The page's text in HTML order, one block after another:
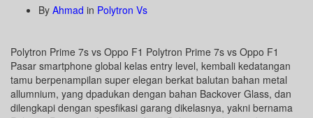
By Ahmad in Polytron Vs
Polytron Prime 7s vs Oppo F1 Polytron Prime 7s vs Oppo F1
Pasar smartphone global kelas entry level, kembali kedatangan
tamu berpenampilan super elegan berkat balutan bahan metal
allumnium, yang dpadukan dengan bahan Backover Glass, dan
dilengkapi dengan spesfikasi garang dikelasnya, yakni bernama